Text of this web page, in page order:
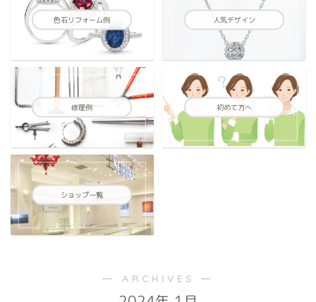
色石リフォーム例 人気デザイン
修理例 初めて方へ
ショップ一覧
― ARCHIVES ―